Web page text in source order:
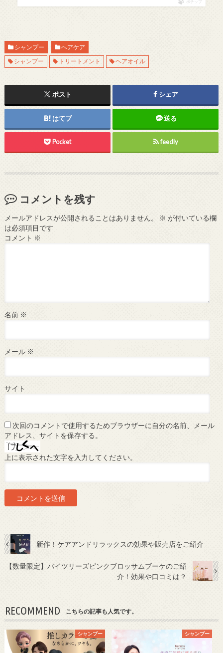
ポチップ
シャンプー
ヘアケア
シャンプー
トリートメント ヘアオイル
ポスト シェア
はてブ 送る
Pocket feedly
コメントを残す
メールアドレスが公開されることはありません。 ※ が付いている欄
は必須項目です
コメント ※
名前 ※
メール ※
サイト
次回のコメントで使用するためブラウザーに自分の名前、メール
アドレス、サイトを保存する。
上に表示された文字を入力してください。
新作！ケアアンドリラックスの効果や販売店をご紹介
【数量限定】バイツリーズピンクブロッサムブーケのご紹
介！効果や口コミは？
RECOMMEND こちらの記事も人気です。
シャンプー シャンプー